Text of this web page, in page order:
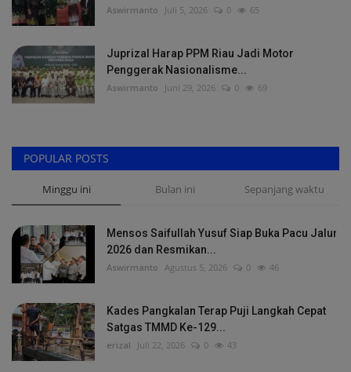
Aswirmanto Juli 5, 2026 0 65
Juprizal Harap PPM Riau Jadi Motor
Penggerak Nasionalisme...
Aswirmanto Juni 29, 2026 0 69
POPULAR POSTS
Minggu ini Bulan ini Sepanjang waktu
Mensos Saifullah Yusuf Siap Buka Pacu Jalur
2026 dan Resmikan...
Aswirmanto Agustus 5, 2026 0 46
Kades Pangkalan Terap Puji Langkah Cepat
Satgas TMMD Ke-129...
erizal Juli 22, 2026 0 43